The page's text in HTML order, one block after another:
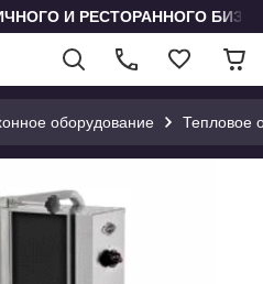
И РЕСТОРАННОГО
оборудование Тепловое